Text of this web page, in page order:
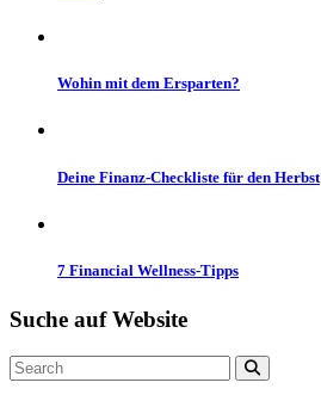
Wohin mit dem Ersparten?
Deine Finanz-Checkliste für den Herbst
7 Financial Wellness-Tipps
Suche aufWebsite
Search